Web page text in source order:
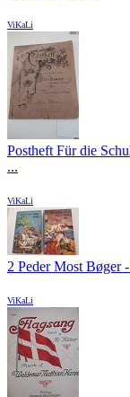
ViKaLi
Postheft Für die
...
ViKaLi
2 Peder Most Bøger
ViKaLi